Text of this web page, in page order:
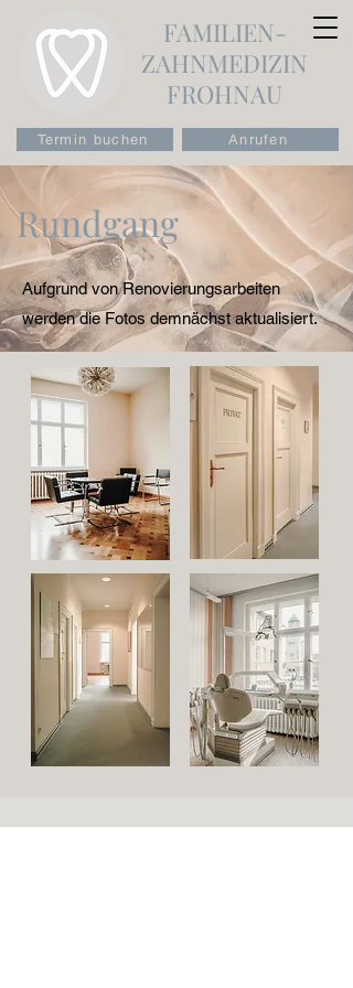
FAMILIEN-
ZAHNMEDIZIN
FROHNAU
Anrufen
Termin buchen
Rundgang
Aufgrund von Renovierungsarbeiten
werden die Fotos demnächst aktualisiert.